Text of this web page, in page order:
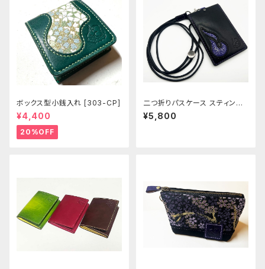
ボックス型小銭入れ [303-CP]
¥4,400
20%OFF
二つ折りパスケース スティング
レイ [448]
¥5,800